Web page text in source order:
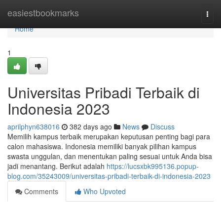
easiestbookmarks
Home
Home
1
Universitas Pribadi Terbaik di
Indonesia 2023
aprilphyn638016 382 days ago News
Discuss
Memilih kampus terbaik merupakan keputusan penting bagi para
calon mahasiswa. Indonesia memiliki banyak pilihan kampus
swasta unggulan, dan menentukan paling sesuai untuk Anda bisa
jadi menantang. Berikut adalah https://lucsxbk995136.popup-
blog.com/35243009/universitas-pribadi-terbaik-di-indonesia-2023
Comments
Who Upvoted